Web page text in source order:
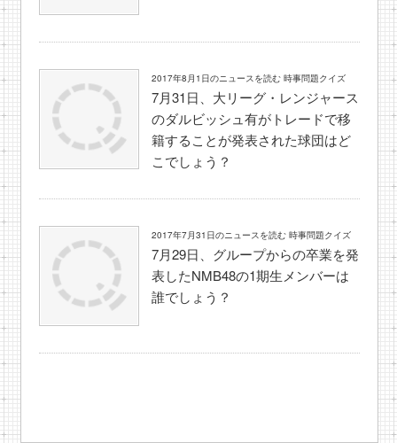
2017年8月1日のニュースを読む 時事問題クイズ
7月31日、大リーグ・レンジャース
のダルビッシュ有がトレードで移
籍することが発表された球団はど
こでしょう？
2017年7月31日のニュースを読む 時事問題クイズ
7月29日、グループからの卒業を発
表したNMB48の1期生メンバーは
誰でしょう？